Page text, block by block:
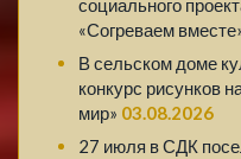
социального
«Согреваем
В сельском доме
конкурс рисунков
мир» 03.08.2026
27 июля в СДК